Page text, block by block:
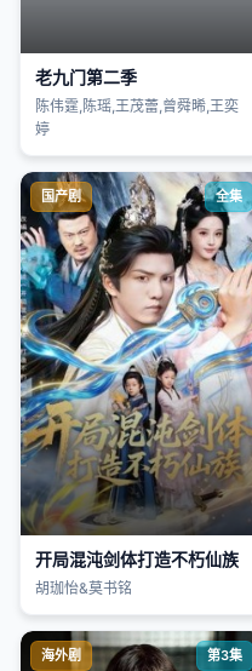
老九门第二季
陈伟霆,陈瑶,王茂蕾,曾舜晞,王奕
婷
国产剧 全集
开局混沌剑体打造不朽仙族
胡珈怡&莫书铭
海外剧 第3集